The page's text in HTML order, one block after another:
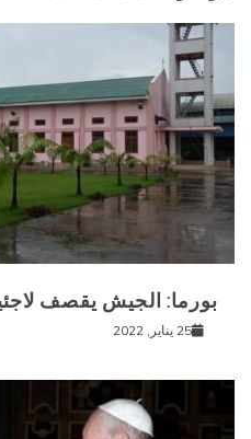
بورما: الجيش يقصف
25 يناير, 2022